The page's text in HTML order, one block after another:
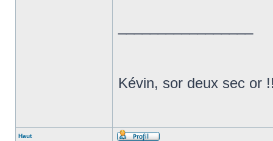
Kévin, sor deux sec or
Haut